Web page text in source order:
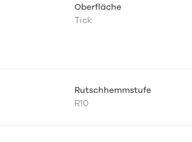
Oberfläche
Tick
Rutschhemmstufe
R10